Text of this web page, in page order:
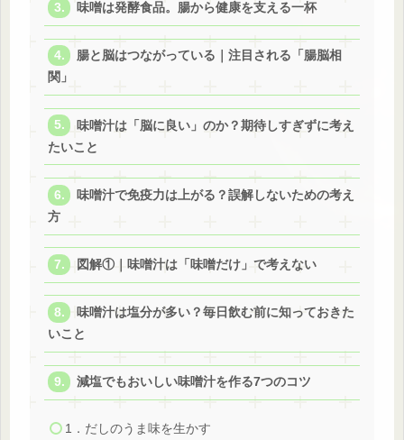
味噌は発酵食品。腸から健康を支える一杯
腸と脳はつながっている｜注目される「腸脳相
関」
味噌汁は「脳に良い」のか？期待しすぎずに考え
たいこと
味噌汁で免疫力は上がる？誤解しないための考え
方
図解①｜味噌汁は「味噌だけ」で考えない
味噌汁は塩分が多い？毎日飲む前に知っておきた
いこと
減塩でもおいしい味噌汁を作る7つのコツ
1．だしのうま味を生かす